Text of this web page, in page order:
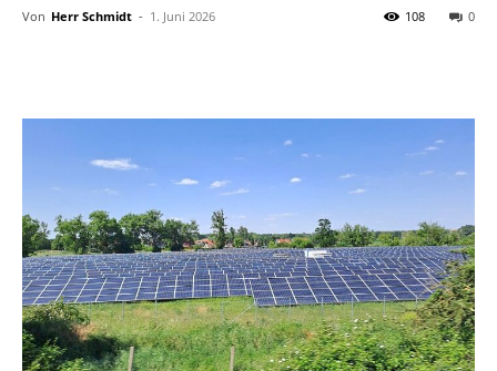
Von Herr Schmidt - 1. Juni 2026 0
108